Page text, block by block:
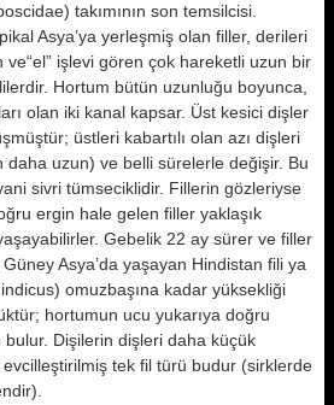
takımının son temsilcisi.
Asya’ya yerleşmiş olan filler, derileri
ve“el” işlevi gören çok hareketli uzun bir
Hortum bütün uzunluğu boyunca,
olan iki kanal kapsar. Üst kesici dişler
üstleri kabartılı olan azı dişleri
daha uzun) ve belli sürelerle değişir. Bu
sivri tümseciklidir. Fillerin gözleriyse
ergin hale gelen filler yaklaşık
Gebelik 22 ay sürer ve filler
Asya’da yaşayan Hindistan fili ya
omuzbaşına kadar yüksekliği
hortumun ucu yukarıya doğru
Dişilerin dişleri daha küçük
tek fil türü budur (sirklerde